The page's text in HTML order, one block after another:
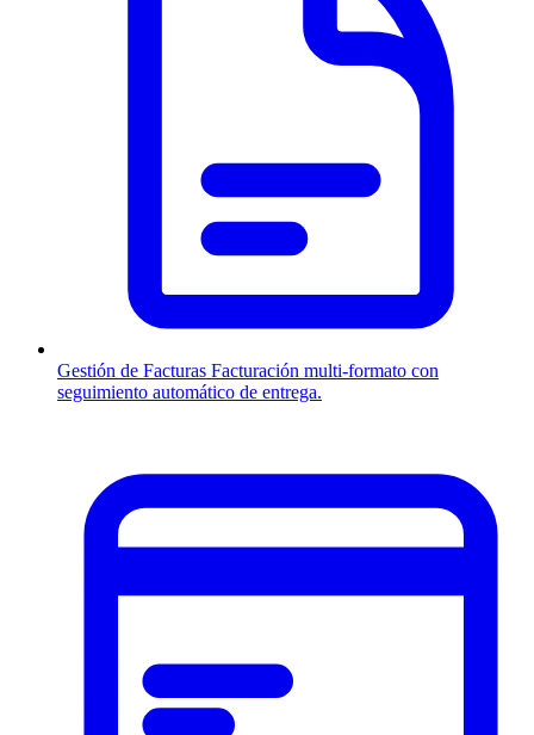
Gestión de Facturas Facturación multi-formato con
seguimiento automático de entrega.